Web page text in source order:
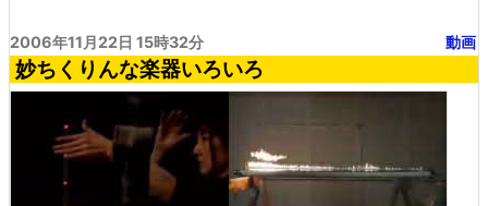
2006年11月22日 15時32分 動画
妙ちくりんな楽器いろいろ